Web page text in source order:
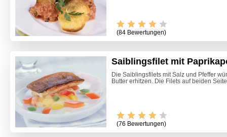
(84 Bewertungen)
Saiblingsfilet mit
Die Saiblingsfilets mit Salz und Pfeffer
Butter erhitzen. Die Filets auf beiden
(76 Bewertungen)